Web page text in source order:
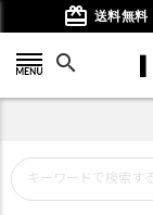
card_giftcard 送料無料
search